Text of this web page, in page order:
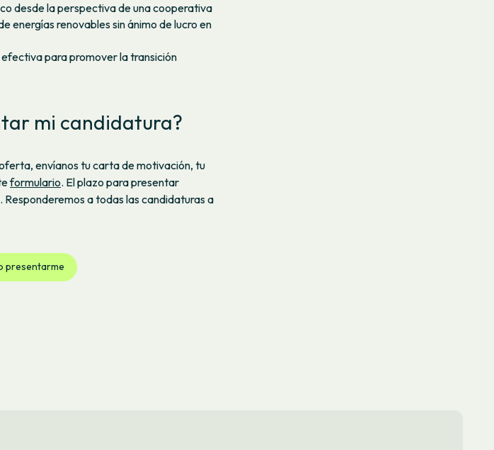
desde la perspectiva de una cooperativa
energías renovables sin ánimo de lucro en
para promover la transición
mi candidatura?
envíanos tu carta de motivación, tu
formulario. El plazo para presentar
. Responderemos a todas las candidaturas a
presentarme